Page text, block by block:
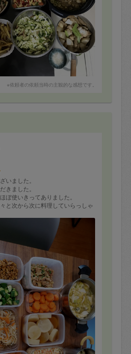
※依頼者の依頼当時の主観的な感想です。
いました。
きました。
ぼ使いきってありました。
と次から次に料理していらっしゃ
にしまいましたがどれも美味しか
。